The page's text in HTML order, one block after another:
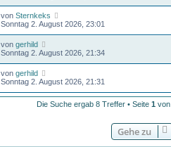
von Sternkeks
Sonntag 2. August 2026, 23:01
von gerhild
Sonntag 2. August 2026, 21:34
von gerhild
Sonntag 2. August 2026, 21:31
Die Suche ergab 8 Treffer • Seite 1von
Gehe zu